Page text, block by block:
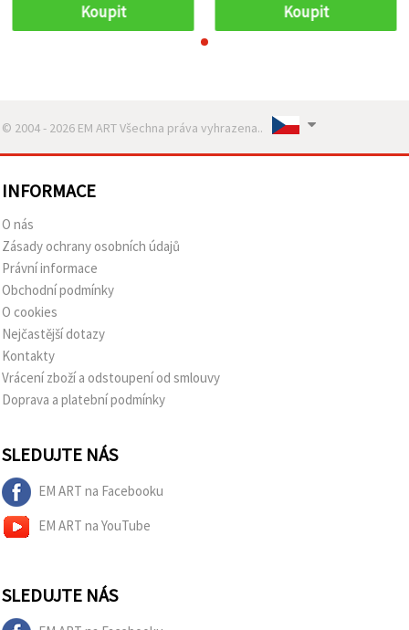
Koupit Koupit
© 2004 - 2026 EM ART Všechna práva vyhrazena..
INFORMACE
O nás
Zásady ochrany osobních údajů
Právní informace
Obchodní podmínky
O cookies
Nejčastější dotazy
Kontakty
Vrácení zboží a odstoupení od smlouvy
Doprava a platební podmínky
SLEDUJTE NÁS
EM ART na Facebooku
EM ART na YouTube
SLEDUJTE NÁS